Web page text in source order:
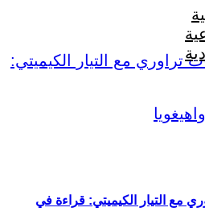
مع التيار الكيميتي: قراءة في